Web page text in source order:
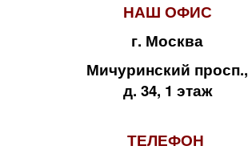
НАШ ОФИС
г. Москва
Мичуринский просп.,
д. 34, 1 этаж
ТЕЛЕФОН